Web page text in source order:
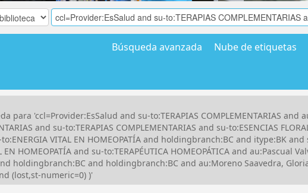
Búsqueda avanzada Nube de etiquetas
para 'ccl=Provider:EsSalud and su-to:TERAPIAS COMPLEMENTARIAS and
and su-to:TERAPIAS COMPLEMENTARIAS and su-to:ESENCIAS
VITAL EN HOMEOPATÍA and holdingbranch:BC and itype:BK
EN HOMEOPATÍA and su-to:TERAPÉUTICA HOMEOPÁTICA and
and holdingbranch:BC and holdingbranch:BC and au:Moreno Saavedra,
(lost,st-numeric=0) )'